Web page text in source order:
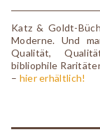
Katz & Goldt-
Moderne. Und
Qualität,
bibliophile
– hier erhältlich!